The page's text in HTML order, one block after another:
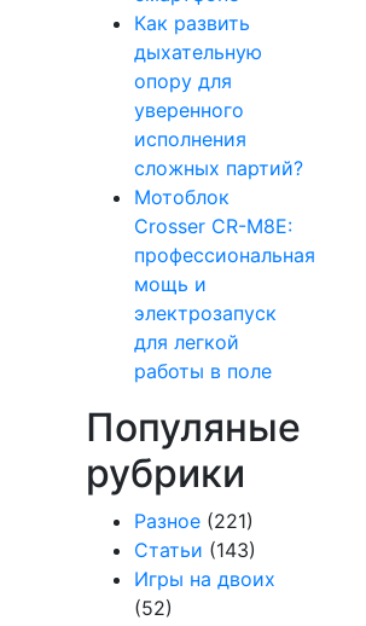
Как развить
дыхательную
опору для
уверенного
исполнения
сложных партий?
Мотоблок
Crosser CR-M8E:
профессиональная
мощь и
электрозапуск
для легкой
работы в поле
Популяные
рубрики
Разное(221)
Статьи (143)
Игры на двоих
(52)